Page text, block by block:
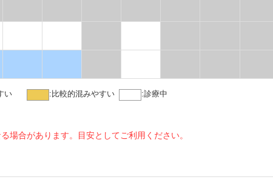
い : 比較的混みやすい :診療中
場合があります。目安としてご利用ください。